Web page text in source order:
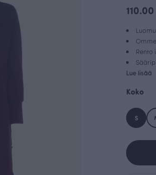
Rento
Lue lisää
Koko
S